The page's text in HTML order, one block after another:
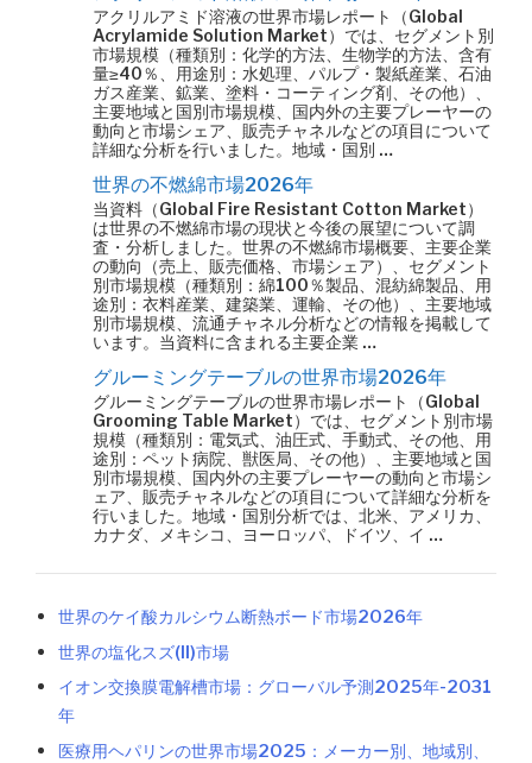
アクリルアミド溶液の世界市場レポート（Global
Acrylamide Solution Market）では、セグメント別
市場規模（種類別：化学的方法、生物学的方法、含有
量≥40％、用途別：水処理、パルプ・製紙産業、石油
ガス産業、鉱業、塗料・コーティング剤、その他）、
主要地域と国別市場規模、国内外の主要プレーヤーの
動向と市場シェア、販売チャネルなどの項目について
詳細な分析を行いました。地域・国別 …
世界の不燃綿市場2026年
当資料（Global Fire Resistant Cotton Market）
は世界の不燃綿市場の現状と今後の展望について調
査・分析しました。世界の不燃綿市場概要、主要企業
の動向（売上、販売価格、市場シェア）、セグメント
別市場規模（種類別：綿100％製品、混紡綿製品、用
途別：衣料産業、建築業、運輸、その他）、主要地域
別市場規模、流通チャネル分析などの情報を掲載して
います。当資料に含まれる主要企業 …
グルーミングテーブルの世界市場2026年
グルーミングテーブルの世界市場レポート（Global
Grooming Table Market）では、セグメント別市場
規模（種類別：電気式、油圧式、手動式、その他、用
途別：ペット病院、獣医局、その他）、主要地域と国
別市場規模、国内外の主要プレーヤーの動向と市場シ
ェア、販売チャネルなどの項目について詳細な分析を
行いました。地域・国別分析では、北米、アメリカ、
カナダ、メキシコ、ヨーロッパ、ドイツ、イ …
世界のケイ酸カルシウム断熱ボード市場2026年
世界の塩化スズ(II)市場
イオン交換膜電解槽市場：グローバル予測2025年-2031
年
医療用ヘパリンの世界市場2025：メーカー別、地域別、